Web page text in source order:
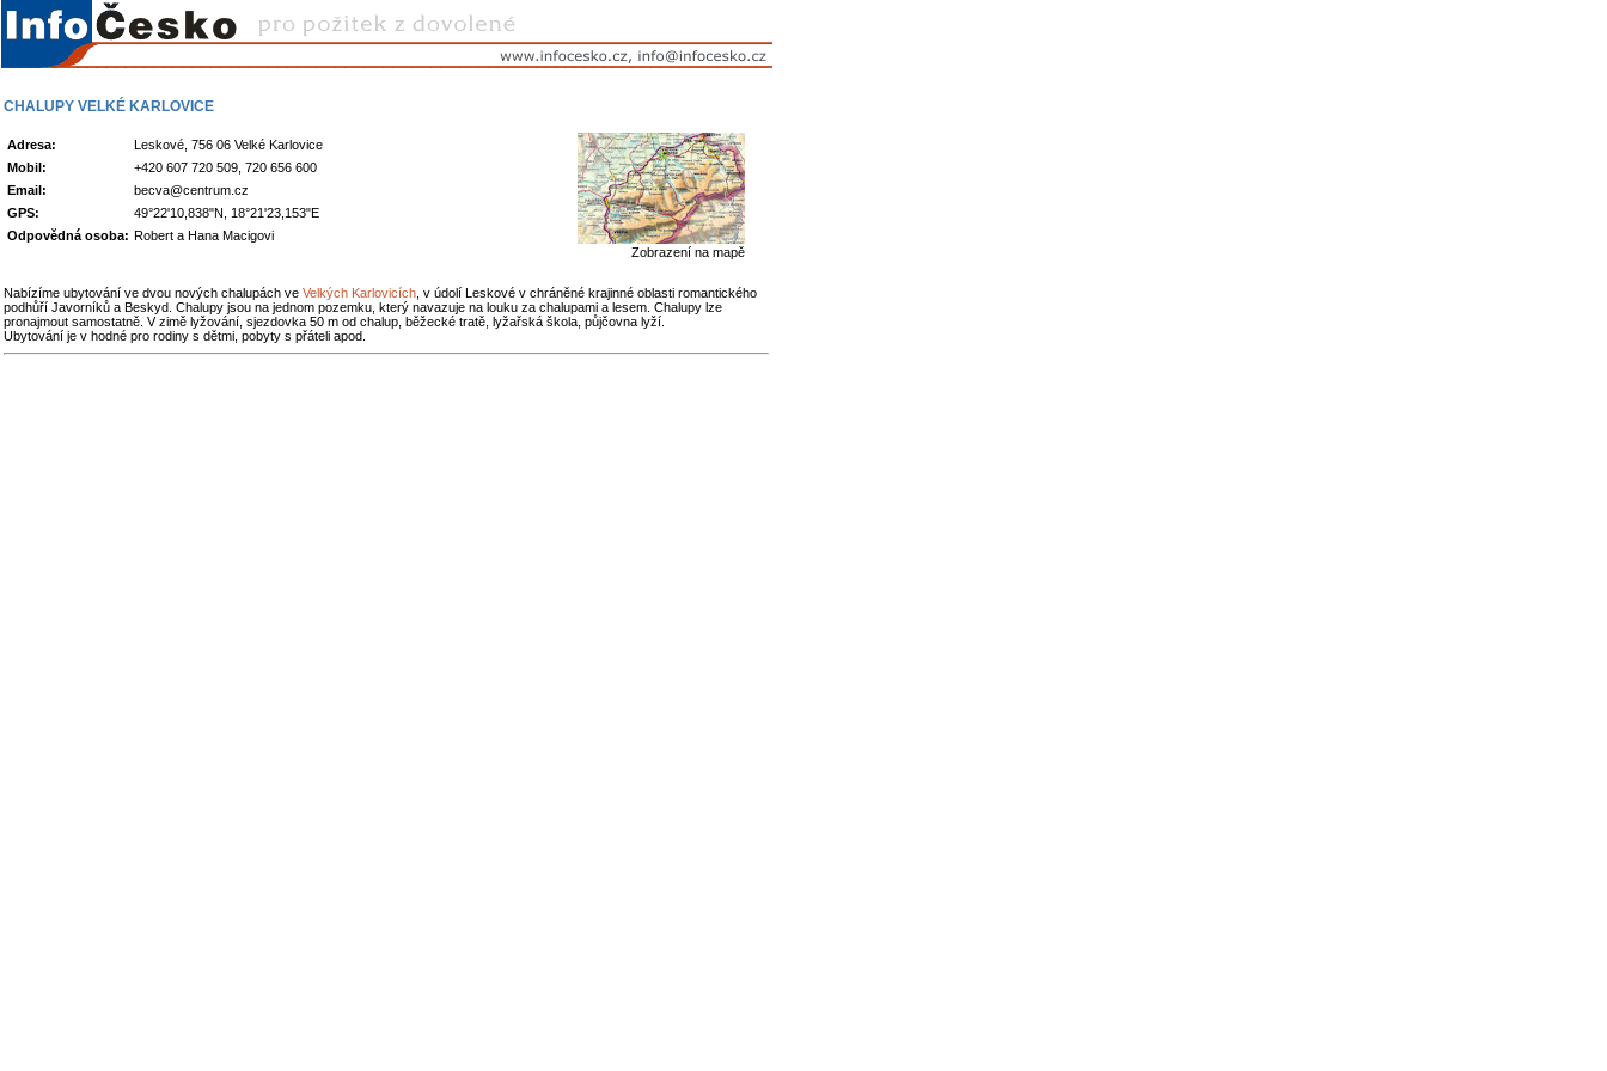
CHALUPY VELKÉ KARLOVICE
Adresa:
Leskové, 756 06 Velké Karlovice
Mobil:
+420 607 720 509, 720 656 600
Email:
becva@centrum.cz
GPS:
49°22'10,838"N, 18°21'23,153"E
Odpovědná osoba: Robert a Hana Macigovi
Zobrazení na mapě
Nabízíme ubytování ve dvou nových chalupách ve Velkých Karlovicích , v údolí Leskové v chráněné krajinné oblasti romantického
podhůří Javorníků a Beskyd. Chalupy jsou na jednom pozemku, který navazuje na louku za chalupami a lesem. Chalupy lze
pronajmout samostatně. V zimě lyžování, sjezdovka 50 m od chalup, běžecké tratě, lyžařská škola, půjčovna lyží.
Ubytování je v hodné pro rodiny s dětmi, pobyty s přáteli apod.